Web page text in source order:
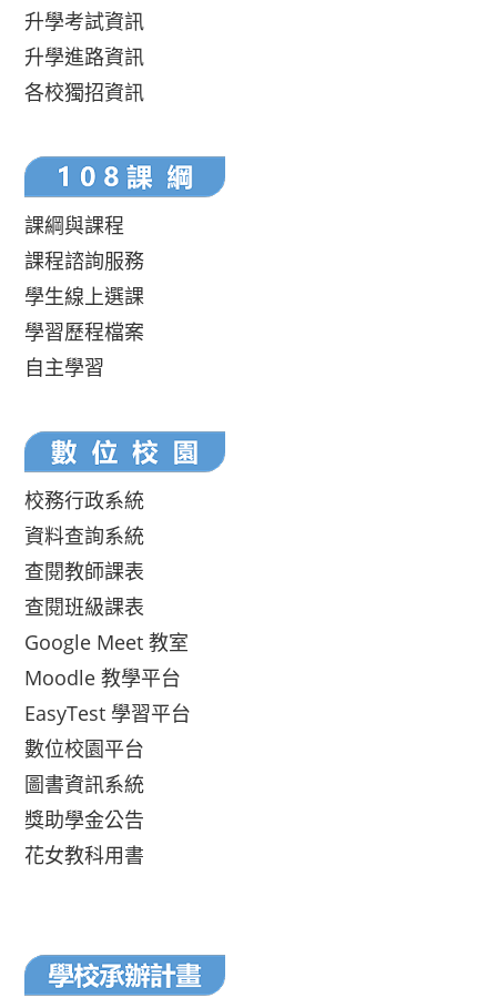
升學考試資訊
升學進路資訊
各校獨招資訊
課綱與課程
課程諮詢服務
學生線上選課
學習歷程檔案
自主學習
校務行政系統
資料查詢系統
查閱教師課表
查閱班級課表
Google Meet 教室
Moodle 教學平台
EasyTest 學習平台
數位校園平台
圖書資訊系統
獎助學金公告
花女教科用書